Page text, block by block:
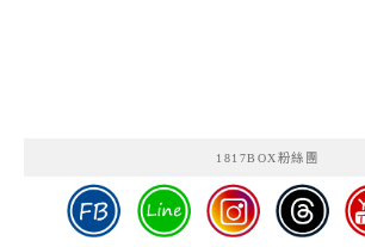
1817BOX粉絲團